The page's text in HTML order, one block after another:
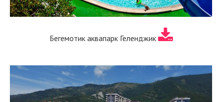
Бегемотик аквапарк Геленджик